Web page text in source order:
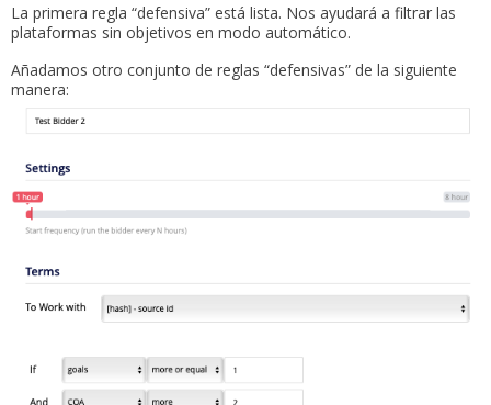
La primera regla “defensiva” está lista. Nos ayudará a filtrar las
plataformas sin objetivos en modo automático.
Añadamos otro conjunto de reglas “defensivas” de la siguiente
manera: